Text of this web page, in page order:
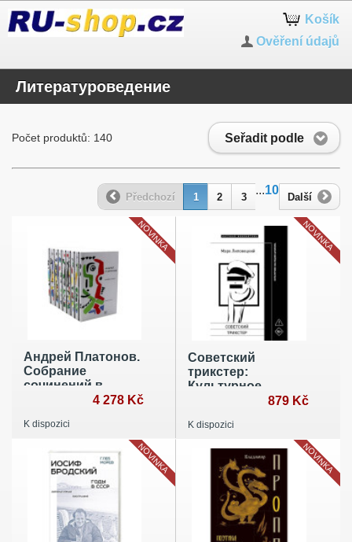
Košík
Ověření údajů
Литературоведение
Seřadit podle
Počet produktů: 140
Předchozí 1 2 3
...10
Další
Андрей Платонов.
Собрание
сочинений в
восьми томах4 278 Kč
K dispozici
NOVINKA
Советский
трикстер:
Культурное
наследие цинизма
879 Kč
K dispozici
NOVINKA
NOVINKA NOVINKA